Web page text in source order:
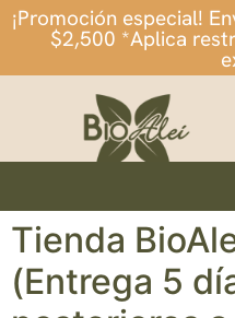
¡Promoción especial!
$2,500 *Aplica
Tienda
(Entrega 5